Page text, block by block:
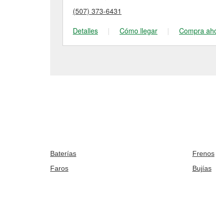
(507) 373-6431
Detalles
| Cómo llegar | Compra
Baterías Frenos
Faros
Bujías